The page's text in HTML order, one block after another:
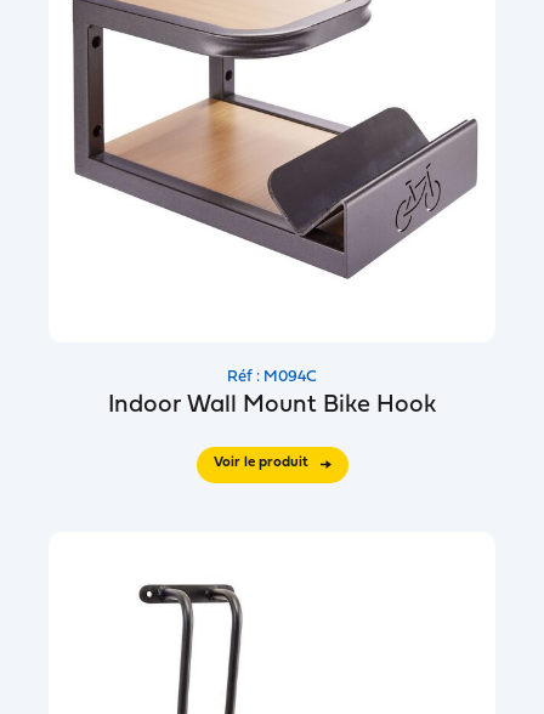
Réf : M094C
Indoor Wall Mount Bike Hook
Voir le produit